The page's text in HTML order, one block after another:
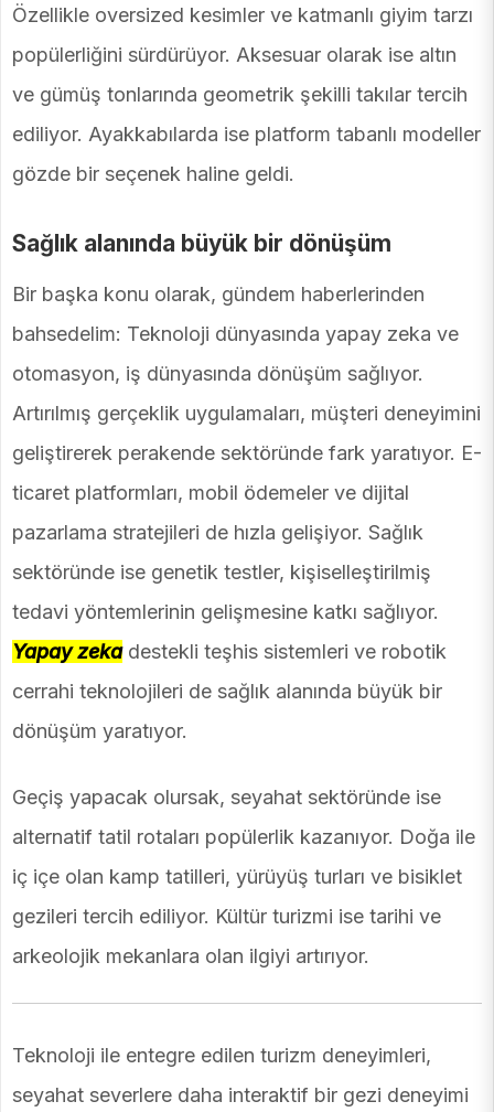
Özellikle oversized kesimler ve katmanlı giyim tarzı
popülerliğini sürdürüyor. Aksesuar olarak ise altın
ve gümüş tonlarında geometrik şekilli takılar tercih
ediliyor. Ayakkabılarda ise platform tabanlı modeller
gözde bir seçenek haline geldi.
Sağlık alanında büyük bir dönüşüm
Bir başka konu olarak, gündem haberlerinden
bahsedelim: Teknoloji dünyasında yapay zeka ve
otomasyon, iş dünyasında dönüşüm sağlıyor.
Artırılmış gerçeklik uygulamaları, müşteri deneyimini
geliştirerek perakende sektöründe fark yaratıyor. E-
ticaret platformları, mobil ödemeler ve dijital
pazarlama stratejileri de hızla gelişiyor. Sağlık
sektöründe ise genetik testler, kişiselleştirilmiş
tedavi yöntemlerinin gelişmesine katkı sağlıyor.
Yapay zekadestekli teşhis sistemleri ve robotik
cerrahi teknolojileri de sağlık alanında büyük bir
dönüşüm yaratıyor.
Geçiş yapacak olursak, seyahat sektöründe ise
alternatif tatil rotaları popülerlik kazanıyor. Doğa ile
iç içe olan kamp tatilleri, yürüyüş turları ve bisiklet
gezileri tercih ediliyor. Kültür turizmi ise tarihi ve
arkeolojik mekanlara olan ilgiyi artırıyor.
Teknoloji ile entegre edilen turizm deneyimleri,
seyahat severlere daha interaktif bir gezi deneyimi